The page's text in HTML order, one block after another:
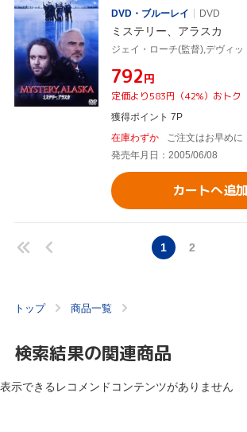
DVD・ブルーレイ
DVD
ミステリー、アラスカ
¥792円
定価より583円（42%）おトク
獲得ポイント 7P
在庫わずか
ご注文はお早めに
発売年月日：2005/06/08
カートへ追加
1 2
トップ 商品一覧
検索結果の関連商品
表示できるレコメンドコンテンツがありません